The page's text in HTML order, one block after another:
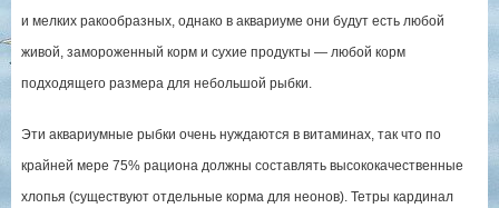
и мелких ракообразных, однако в аквариуме они будут есть любой
живой, замороженный корм и сухие продукты — любой корм
подходящего размера для небольшой рыбки.
Эти аквариумные рыбки очень нуждаются в витаминах, так что по
крайней мере 75% рациона должны составлять высококачественные
хлопья (существуют отдельные корма для неонов). Тетры кардинал